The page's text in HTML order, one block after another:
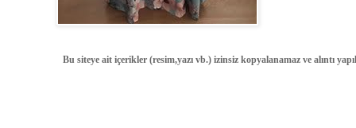
Bu siteye ait içerikler (resim,yazı vb.) izinsiz kopyalanamaz ve alıntı